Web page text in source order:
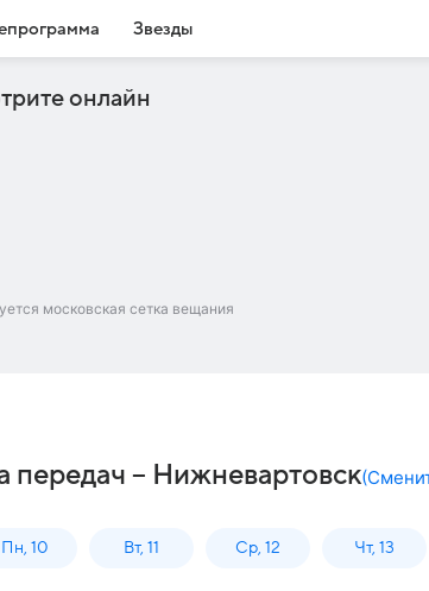
Звезды
онлайн
московская сетка вещания
передач – Нижневартовск(
Пн, 10 Вт, 11 Ср, 12 Чт, 13